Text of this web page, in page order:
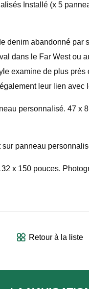
Installé (x 5
abandonné
dans le Far West ou
examine de plus
leur lien
personnalisé. 47
panneau
x 150 pouces.
Retour à la liste